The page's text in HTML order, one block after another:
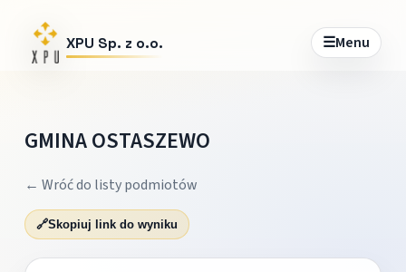
XPU Sp. z o.o. ☰Menu
GMINA OSTASZEWO
← Wróć do listy podmiotów
🔗Skopiuj link do wyniku